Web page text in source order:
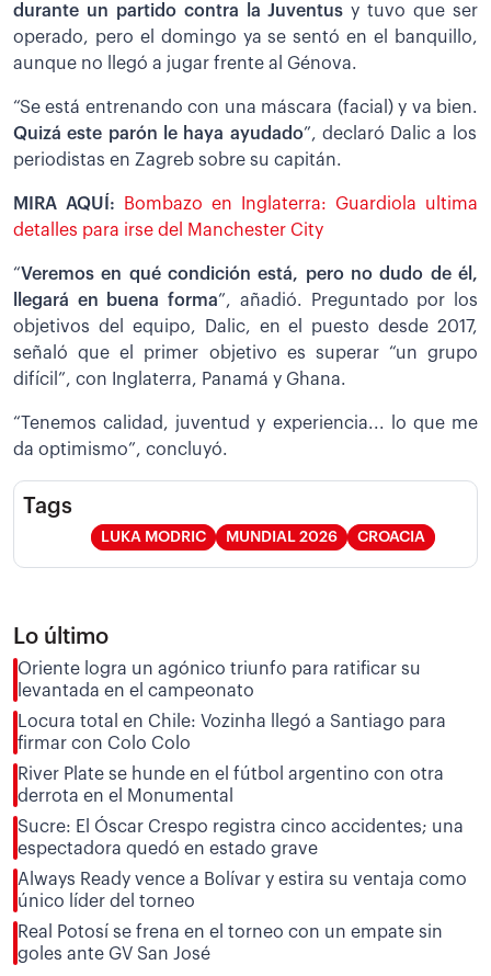
durante un partido contra la Juventusy tuvo que ser
operado, pero el domingo ya se sentó en el banquillo,
aunque no llegó a jugar frente al Génova.
“Se está entrenando con una máscara (facial) y va bien.
Quizá este parón le haya ayudado”, declaró Dalic a los
periodistas en Zagreb sobre su capitán.
MIRA AQUÍ:
Bombazo en Inglaterra: Guardiola ultima
detalles para irse del Manchester City
“Veremos en qué condición está, pero no dudo de él,
llegará en buena forma”, añadió. Preguntado por los
objetivos del equipo, Dalic, en el puesto desde 2017,
señaló que el primer objetivo es superar “un grupo
difícil”, con Inglaterra, Panamá y Ghana.
“Tenemos calidad, juventud y experiencia... lo que me
da optimismo”, concluyó.
Tags
LUKA MODRIC MUNDIAL 2026 CROACIA
Lo último
Oriente logra un agónico triunfo para ratificar su
levantada en el campeonato
Locura total en Chile: Vozinha llegó a Santiago para
firmar con Colo Colo
River Plate se hunde en el fútbol argentino con otra
derrota en el Monumental
Sucre: El Óscar Crespo registra cinco accidentes; una
espectadora quedó en estado grave
Always Ready vence a Bolívar y estira su ventaja como
único líder del torneo
Real Potosí se frena en el torneo con un empate sin
goles ante GV San José